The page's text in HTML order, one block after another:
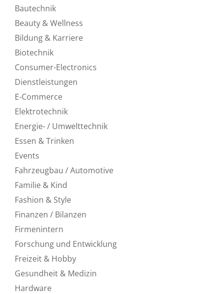
Bautechnik
Beauty & Wellness
Bildung & Karriere
Biotechnik
Consumer-Electronics
Dienstleistungen
E-Commerce
Elektrotechnik
Energie- / Umwelttechnik
Essen & Trinken
Events
Fahrzeugbau / Automotive
Familie & Kind
Fashion & Style
Finanzen / Bilanzen
Firmenintern
Forschung und Entwicklung
Freizeit & Hobby
Gesundheit & Medizin
Hardware